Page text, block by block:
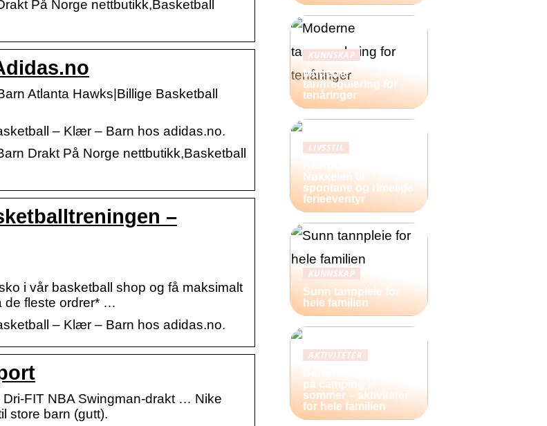
På Norge nettbutikk,Basketball
Atlanta Hawks|Billige Basketball
– Klær – Barn hos adidas.no.
Drakt På Norge nettbutikk,Basketball
–
i vår basketball shop og få maksimalt
de fleste ordrer* …
– Klær – Barn hos adidas.no.
FIT NBA Swingman-drakt … Nike
store barn (gutt).
KUNNSKAP
Moderne
tannregulering for
tenåringer
LIVSSTIL
Nøkkelen til
spontane og rimelige
ferieeventyr
KUNNSKAP
Sunn tannpleie for
hele familien
AKTIVITETER
på camping i
sommer – aktiviteter
for hele familien